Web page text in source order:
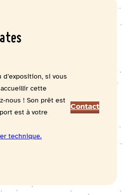
si vous
cette
nous ! Son prêt est
est à votre
technique.
Contact